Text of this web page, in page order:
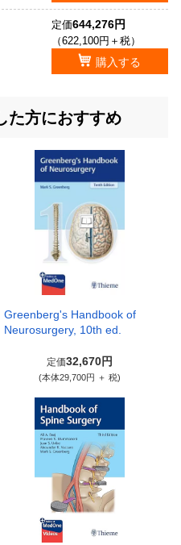
定価644,276円
（622,100円＋税）
購入する
た方におすすめ
Greenberg's Handbook of
Neurosurgery, 10th ed.
定価32,670円
(本体29,700円 ＋ 税)